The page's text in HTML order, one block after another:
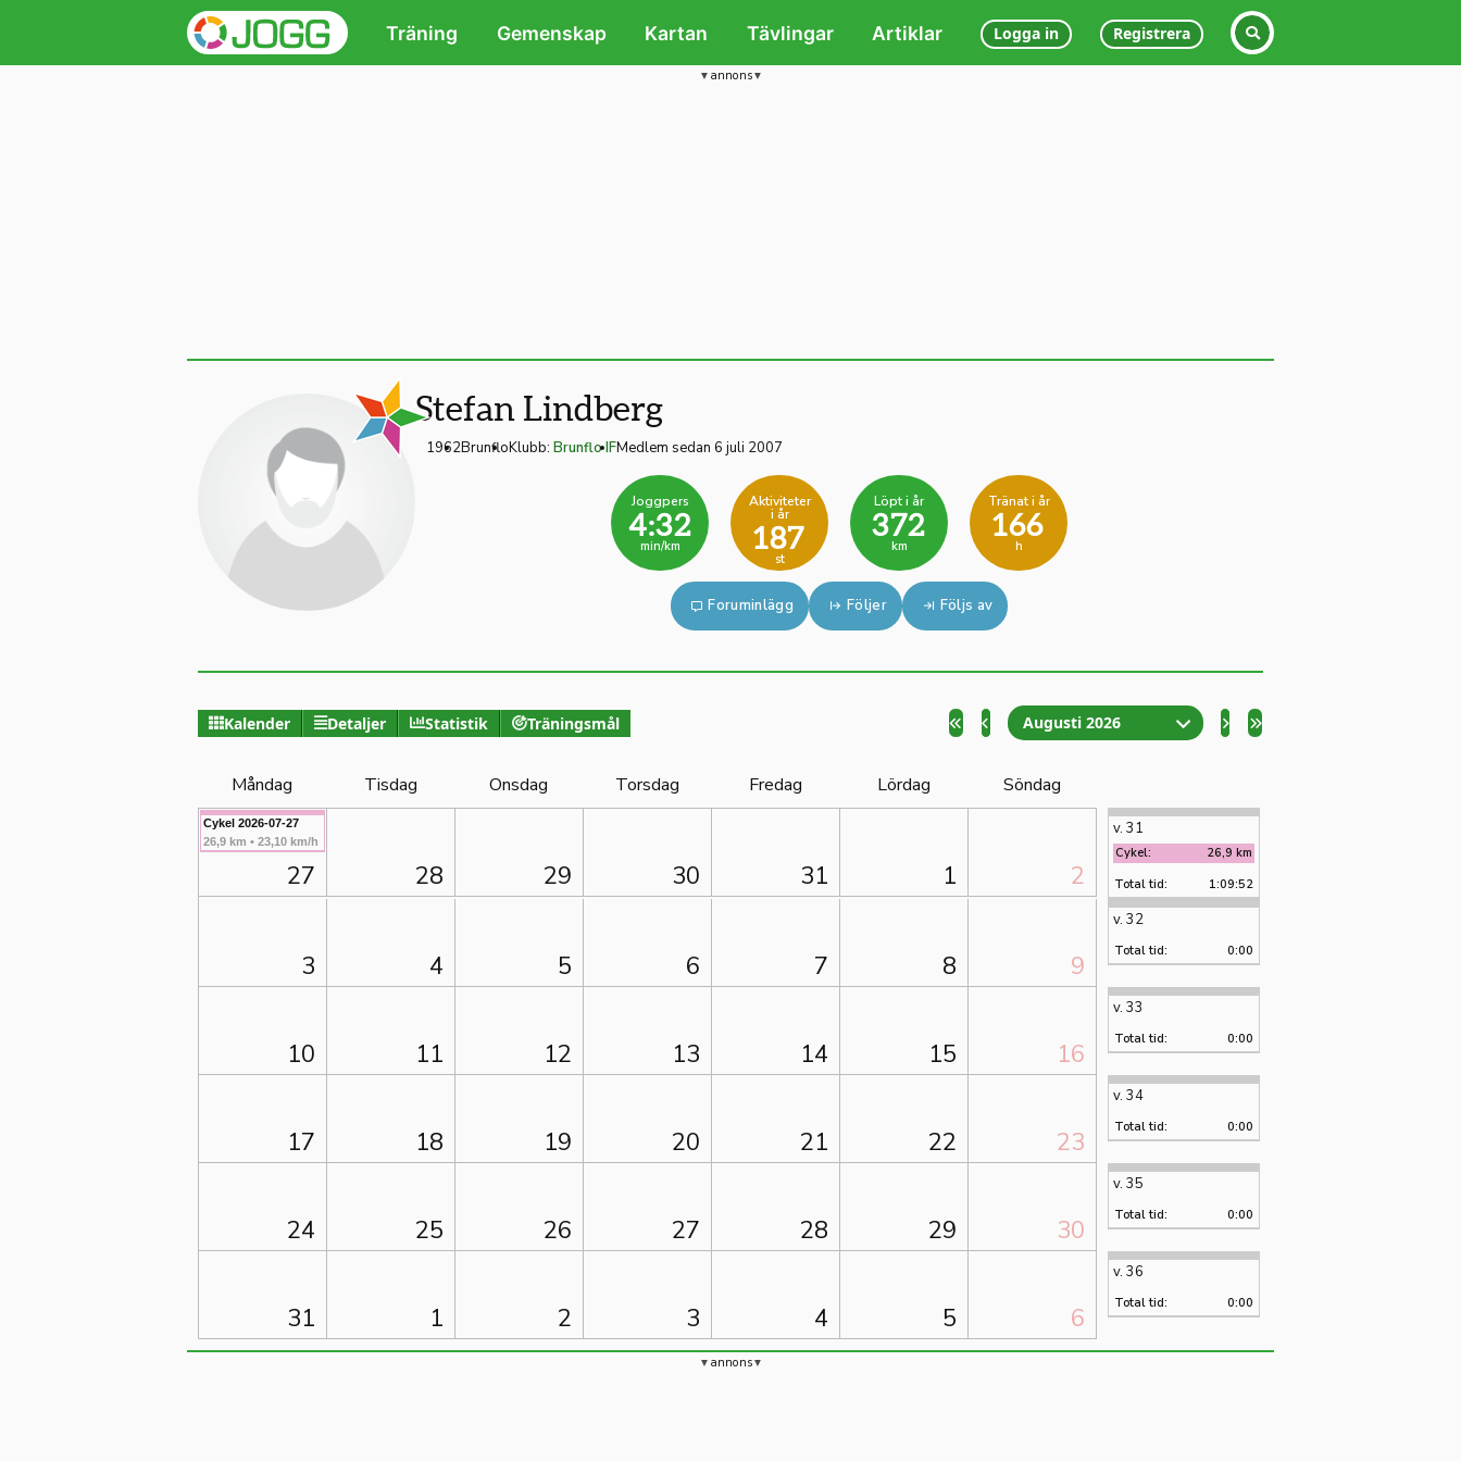
Träning Gemenskap Kartan Tävlingar Artiklar Logga in Registrera
annons
Stefan Lindberg
1962BrunfloKlubb: Brunflo IFMedlem sedan 6 juli 2007
Joggpers
4:32
min/km
Aktiviteter
i år
187
st
Löpt i år
372
km
Tränat i år
166
h
Foruminlägg Följer Följs av
Kalender Detaljer Statistik Träningsmål Augusti 2026
Måndag Tisdag Onsdag Torsdag Fredag Lördag Söndag
Cykel 2026-07-27
26,9 km • 23,10 km/h
27 28 29 30 31 1 2
v. 31
Cykel:
26,9 km
Total tid:
1:09:52
3 4 5 6 7 8 9
v. 32
Total tid: 0:00
10 11 12 13 14 15 16
v. 33
Total tid: 0:00
17 18 19 20 21 22 23
v. 34
Total tid: 0:00
24 25 26 27 28 29 30
v. 35
Total tid: 0:00
31 1 2 3 4 5 6
v. 36
Total tid: 0:00
annons